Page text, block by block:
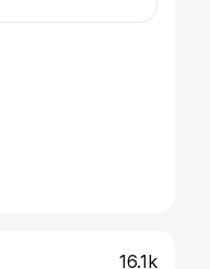
16.1k